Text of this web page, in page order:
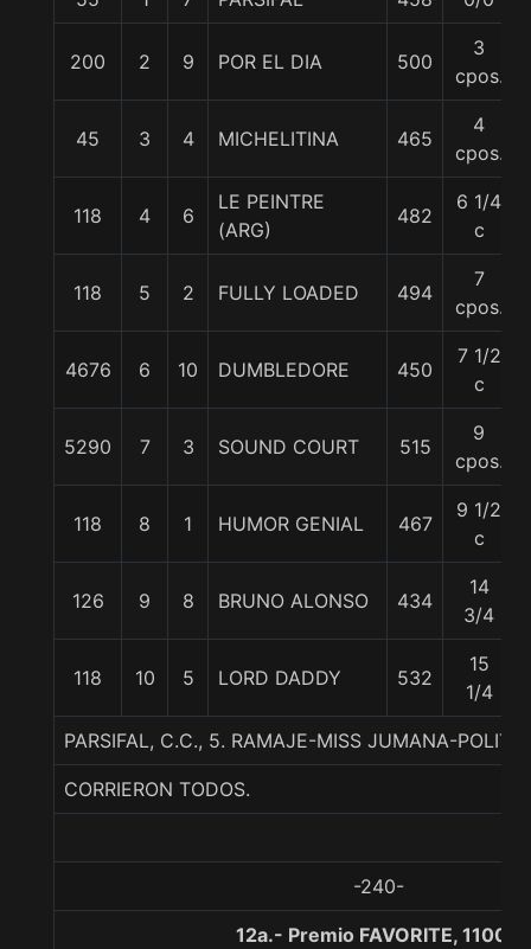
200 2 9 POR EL DIA 500
3
cpos.
45 3 4 MICHELITINA 465
4
cpos.
118 4 6
LE PEINTRE
(ARG)
482
6 1/4
c
118 5 2 FULLY LOADED 494
7
cpos.
4676 6 10 DUMBLEDORE 450
7 1/2
c
5290 7 3 SOUND COURT 515
9
cpos.
118 8 1 HUMOR GENIAL 467
9 1/2
c
126 9 8 BRUNO ALONSO 434
14
3/4
118 10 5 LORD DADDY 532
15
1/4
PARSIFAL, C.C., 5. RAMAJE-MISS JUMANA-
CORRIERON TODOS.
-240-
12a.- Premio FAVORITE, 1100